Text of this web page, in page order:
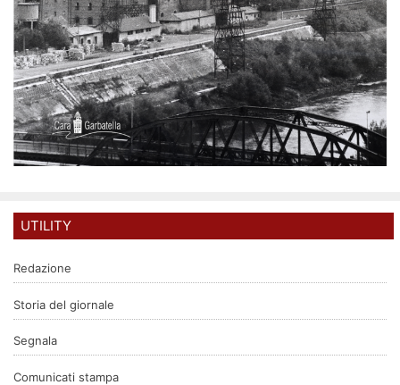
UTILITY
Redazione
Storia del giornale
Segnala
Comunicati stampa